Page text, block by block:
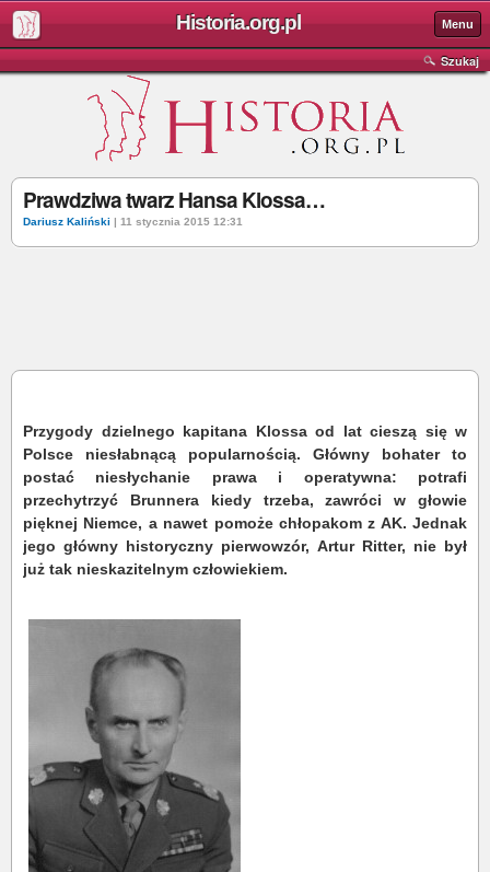
Historia.org.pl Menu
Szukaj
Prawdziwa twarz Hansa Klossa…
Dariusz Kaliński | 11 stycznia 2015 12:31
Przygody dzielnego kapitana Klossa od lat cieszą się w
Polsce niesłabnącą popularnością. Główny bohater to
postać niesłychanie prawa i operatywna: potrafi
przechytrzyć Brunnera kiedy trzeba, zawróci w głowie
pięknej Niemce, a nawet pomoże chłopakom z AK. Jednak
jego główny historyczny pierwowzór, Artur Ritter, nie był
już tak nieskazitelnym człowiekiem.